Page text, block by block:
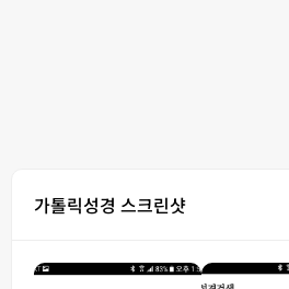
가톨릭성경 스크린샷